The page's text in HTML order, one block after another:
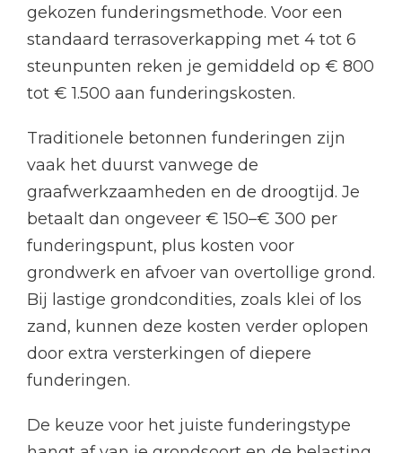
gekozen funderingsmethode. Voor een
standaard terrasoverkapping met 4 tot 6
steunpunten reken je gemiddeld op € 800
tot € 1.500 aan funderingskosten.
Traditionele betonnen funderingen zijn
vaak het duurst vanwege de
graafwerkzaamheden en de droogtijd. Je
betaalt dan ongeveer € 150–€ 300 per
funderingspunt, plus kosten voor
grondwerk en afvoer van overtollige grond.
Bij lastige grondcondities, zoals klei of los
zand, kunnen deze kosten verder oplopen
door extra versterkingen of diepere
funderingen.
De keuze voor het juiste funderingstype